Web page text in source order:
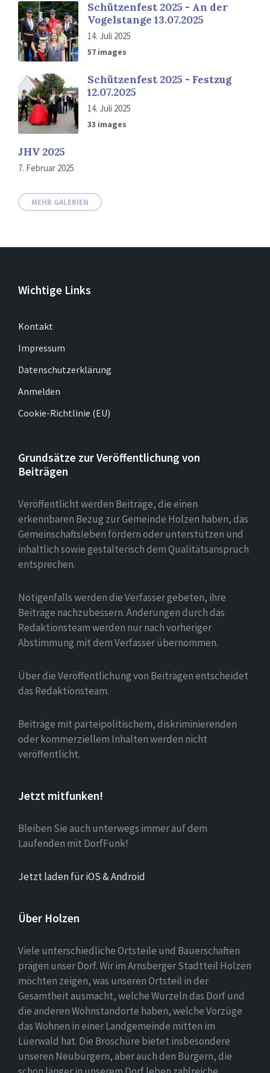
Schützenfest 2025 - An der
Vogelstange 13.07.2025
14. Juli 2025
57 images
Schützenfest 2025 - Festzug
12.07.2025
14. Juli 2025
33 images
JHV 2025
7. Februar 2025
MEHR GALERIEN
Wichtige Links
Kontakt
Impressum
Datenschutzerklärung
Anmelden
Cookie-Richtlinie (EU)
Grundsätze zur Veröffentlichung von
Beiträgen
Veröffentlicht werden Beiträge, die einen
erkennbaren Bezug zur Gemeinde Holzen haben, das
Gemeinschaftsleben fördern oder unterstützen und
inhaltlich sowie gestalterisch dem Qualitätsanspruch
entsprechen.
Nötigenfalls werden die Verfasser gebeten, ihre
Beiträge nachzubessern. Änderungen durch das
Redaktionsteam werden nur nach vorheriger
Abstimmung mit dem Verfasser übernommen.
Über die Veröffentlichung von Beiträgen entscheidet
das Redaktionsteam.
Beiträge mit parteipolitischem, diskriminierenden
oder kommerziellem Inhalten werden nicht
veröffentlicht.
Jetzt mitfunken!
Bleiben Sie auch unterwegs immer auf dem
Laufenden mit DorfFunk!
Jetzt laden für iOS & Android
Über Holzen
Viele unterschiedliche Ortsteile und Bauerschaften
prägen unser Dorf. Wir im Arnsberger Stadtteil Holzen
möchten zeigen, was unseren Ortsteil in der
Gesamtheit ausmacht, welche Wurzeln das Dorf und
die anderen Wohnstandorte haben, welche Vorzüge
das Wohnen in einer Landgemeinde mitten im
Lüerwald hat. Die Broschüre bietet insbesondere
unseren Neubürgern, aber auch den Bürgern, die